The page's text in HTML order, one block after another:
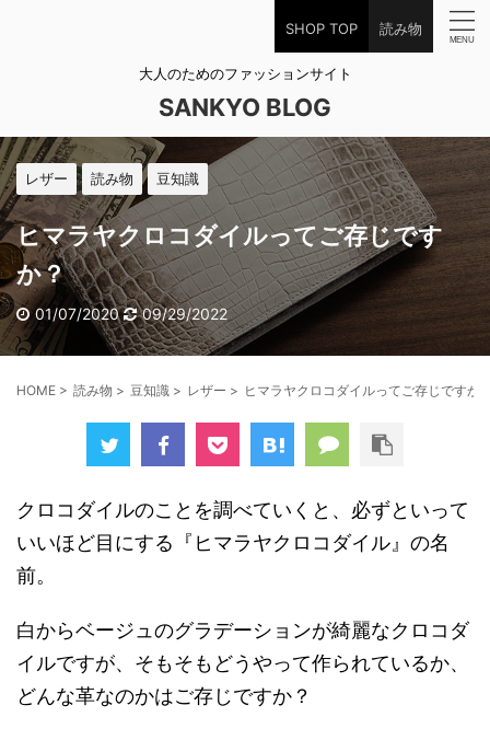
SHOP TOP 読み物
大人のためのファッションサイト
SANKYO BLOG
レザー 読み物 豆知識
ヒマラヤクロコダイルってご存じです
か？
01/07/2020 09/29/2022
HOME > 読み物 > 豆知識 > レザー > ヒマラヤクロコダイルってご存じですか
クロコダイルのことを調べていくと、必ずといって
いいほど目にする『ヒマラヤクロコダイル』の名
前。
白からベージュのグラデーションが綺麗なクロコダ
イルですが、そもそもどうやって作られているか、
どんな革なのかはご存じですか？